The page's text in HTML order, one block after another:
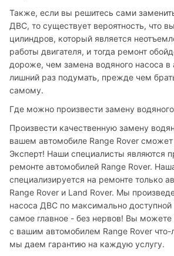
Также, если вы решитесь сами
ДВС, то существует вероятность, что
цилиндров, который является
работы двигателя, и тогда ремонт
дороже, чем замена водяного насоса в
лишний раз подумать, прежде чем
самому.
Где можно произвести замену
Произвести качественную замену
вашем автомобиле Range Rover
Эксперт! Наши специалисты являются
ремонте автомобилей Range Rover.
специализируется на ремонте только
Range Rover и Land Rover. Мы
насоса ДВС по максимально доступной
самое главное - без нервов! Вы можете
с вашим автомобилем Range Rover что-
мы даем гарантию на каждую услугу.